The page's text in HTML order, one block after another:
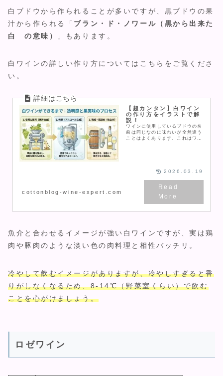
白ブドウから作られることが多いですが、黒ブドウの果
汁から作られる「 ブラン・ド・ノワール（黒から出来た
白 の意味）
」もあります。
白ワインの詳しい作り方についてはこちらをご覧くださ
い。
【超カンタン】白ワイン
の作り方をイラストで解
説！
ワインに使用しているブドウの名
前は同じなのに味わいが全然違う
ことはよくあります。これはワイ
cottonblog-wine-expert.com
2026.03.19
魚介と合わせるイメージが強い白ワインですが、実は鶏
肉や豚肉のような淡い色の肉料理と相性バッチリ。
冷やして飲むイメージがありますが、冷やしすぎると香
りがしなくなるため、8-14℃（野菜室くらい）で飲む
ことを心がけましょう。
ロゼワイン